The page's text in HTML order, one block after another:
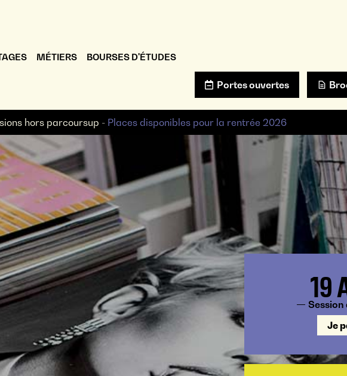
hors parcoursup - Places disponibles pour la rentrée 2026
19
Session
Je
MÉTIERS BOURSES D'ÉTUDES
Portes ouvertes